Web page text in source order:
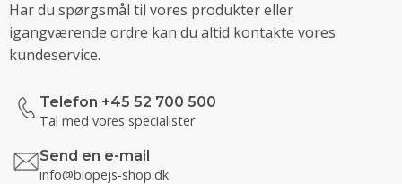
Har du spørgsmål til vores produkter eller
igangværende ordre kan du altid kontakte vores
kundeservice.
Telefon +45 52 700 500
Tal med vores specialister
Send en e-mail
info@biopejs-shop.dk